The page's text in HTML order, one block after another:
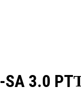
SA 3.0 PT